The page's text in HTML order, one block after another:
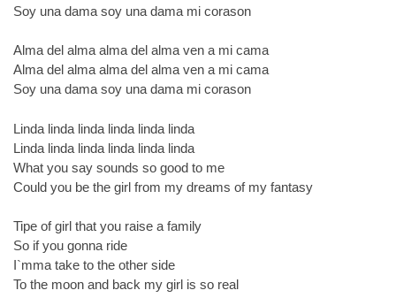
Soy una dama soy una dama mi corason
Alma del alma alma del alma ven a mi cama
Alma del alma alma del alma ven a mi cama
Soy una dama soy una dama mi corason
Linda linda linda linda linda linda
Linda linda linda linda linda linda
What you say sounds so good to me
Could you be the girl from my dreams of my fantasy
Tipe of girl that you raise a family
So if you gonna ride
I`mma take to the other side
To the moon and back my girl is so real